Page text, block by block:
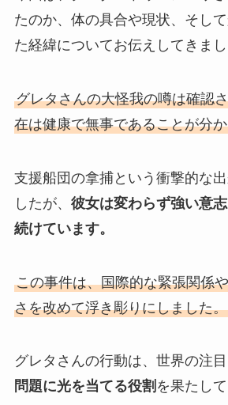
たのか、体の具合や現状、そし
た経緯についてお伝えしてきまし
グレタさんの大怪我の噂は確認
在は健康で無事であることが分
支援船団の拿捕という衝撃的な
したが、 彼女は変わらず強い意
続けています。
この事件は、国際的な緊張関係
さを改めて浮き彫りにしました。
グレタさんの行動は、世界の注目
問題に光を当てる役割 を果たして